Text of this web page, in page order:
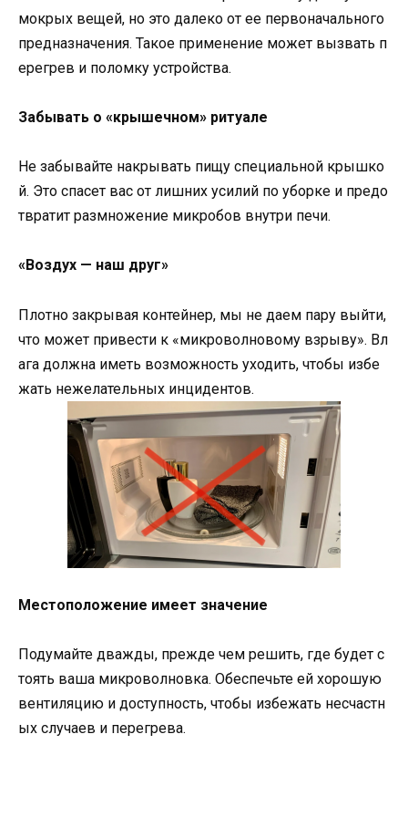
мокрых вещей, но это далеко от ее первоначального
предназначения. Такое применение может вызвать п
ерегрев и поломку устройства.
Забывать о «крышечном» ритуале
Не забывайте накрывать пищу специальной крышко
й. Это спасет вас от лишних усилий по уборке и предо
твратит размножение микробов внутри печи.
«Воздух — наш друг»
Плотно закрывая контейнер, мы не даем пару выйти,
что может привести к «микроволновому взрыву». Вл
ага должна иметь возможность уходить, чтобы избе
жать нежелательных инцидентов.
Местоположение имеет значение
Подумайте дважды, прежде чем решить, где будет с
тоять ваша микроволновка. Обеспечьте ей хорошую
вентиляцию и доступность, чтобы избежать несчастн
ых случаев и перегрева.